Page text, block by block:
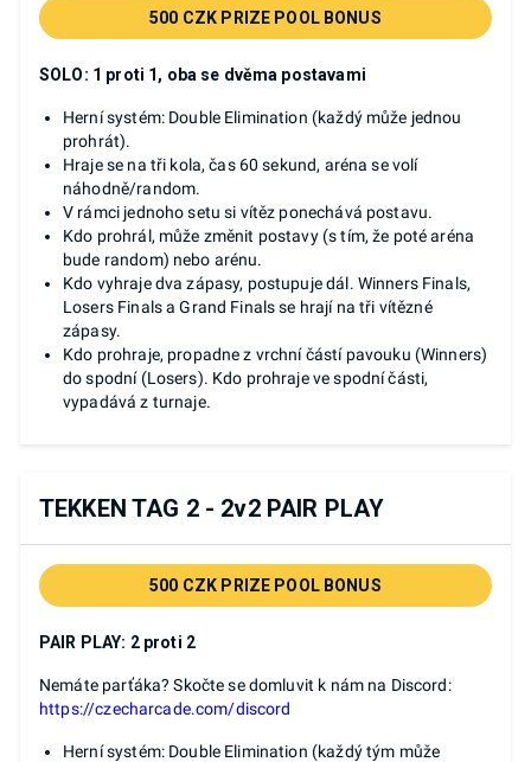
500 CZK PRIZE POOL BONUS
SOLO: 1 proti 1, oba se dvěma postavami
Herní systém: Double Elimination (každý může jednou
prohrát).
Hraje se na tři kola, čas 60 sekund, aréna se volí
náhodně/random.
V rámci jednoho setu si vítěz ponechává postavu.
Kdo prohrál, může změnit postavy (s tím, že poté aréna
bude random) nebo arénu.
Kdo vyhraje dva zápasy, postupuje dál. Winners Finals,
Losers Finals a Grand Finals se hrají na tři vítězné
zápasy.
Kdo prohraje, propadne z vrchní částí pavouku (Winners)
do spodní (Losers). Kdo prohraje ve spodní části,
vypadává z turnaje.
TEKKEN TAG 2 - 2v2 PAIR PLAY
500 CZK PRIZE POOL BONUS
PAIR PLAY: 2 proti 2
Nemáte parťáka? Skočte se domluvit k nám na Discord:
https://czecharcade.com/discord
Herní systém: Double Elimination (každý tým může